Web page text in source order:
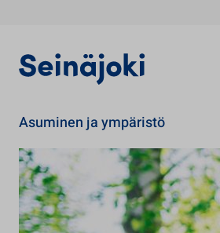
Asuminen ja ympäristö